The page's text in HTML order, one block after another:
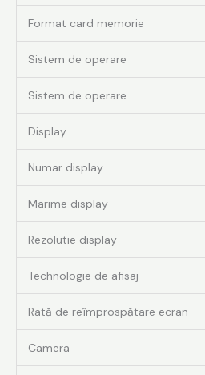
Format card memorie
Sistem de operare
Sistem de operare
Display
Numar display
Marime display
Rezolutie display
Technologie de afisaj
Rată de reîmprospătare ecran
Camera